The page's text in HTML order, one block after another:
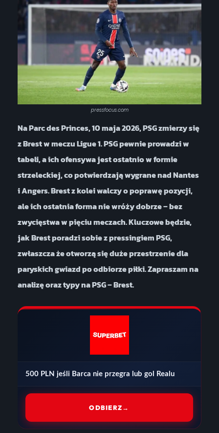
pressfocus.com
Na Parc des Princes, 10 maja 2026, PSG zmierzy się
z Brest w meczu Ligue 1. PSG pewnie prowadzi w
tabeli, a ich ofensywa jest ostatnio w formie
strzeleckiej, co potwierdzają wygrane nad Nantes
i Angers. Brest z kolei walczy o poprawę pozycji,
ale ich ostatnia forma nie wróży dobrze – bez
zwycięstwa w pięciu meczach. Kluczowe będzie,
jak Brest poradzi sobie z pressingiem PSG,
zwłaszcza że otworzą się duże przestrzenie dla
paryskich gwiazd po odbiorze piłki. Zapraszam na
analizę oraz typy na PSG – Brest.
500 PLN jeśli Barca nie przegra lub gol Realu
ODBIERZ→